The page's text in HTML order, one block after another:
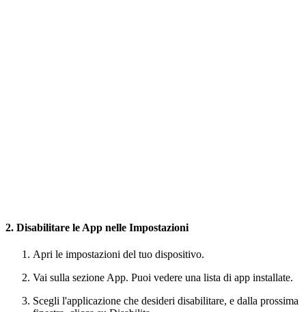
2. Disabilitare le App nelle Impostazioni
Apri le impostazioni del tuo dispositivo.
Vai sulla sezione App. Puoi vedere una lista di app installate.
Scegli l'applicazione che desideri disabilitare, e dalla prossima